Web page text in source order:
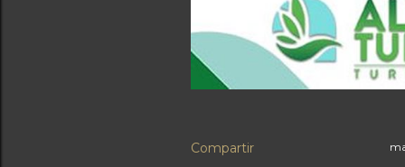
Compartir